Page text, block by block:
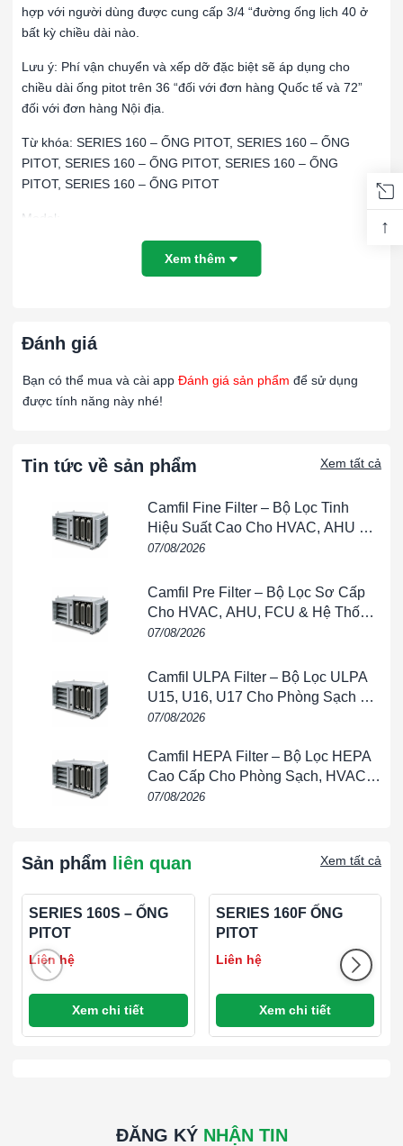
hợp với người dùng được cung cấp 3/4 “đường ống lịch 40 ở
bất kỳ chiều dài nào.
Lưu ý: Phí vận chuyển và xếp dỡ đặc biệt sẽ áp dụng cho
chiều dài ống pitot trên 36 “đối với đơn hàng Quốc tế và 72”
đối với đơn hàng Nội địa.
Từ khóa: SERIES 160 – ỐNG PITOT, SERIES 160 – ỐNG
PITOT, SERIES 160 – ỐNG PITOT, SERIES 160 – ỐNG
PITOT, SERIES 160 – ỐNG PITOT
Model:
160-18
Ống Pitot bằng thép không gỉ, đường kính 5/16 “,
160-24
Ống Pitot bằng thép không gỉ, đường kính 5/16 “,
160-36
Ống Pitot bằng thép không gỉ, đường kính 5/16 “,
160-48
Ống Pitot bằng thép không gỉ, đường kính 5/16 “,
48-5/8”.
60-5/8”.
8-5/8”.
Bộ dụng cụ chứa 160-18, 160-24, 160-36, 160-
Xem thêm
Đánh giá
Bạn có thể mua và cài app Đánh giá sản phẩm để sử dụng
được tính năng này nhé!
Tin tức về sản phẩm Xem tất cả
Camfil Fine Filter – Bộ Lọc Tinh
Hiệu Suất Cao Cho HVAC, AHU &
Phòng Sạch
07/08/2026
Camfil Pre Filter – Bộ Lọc Sơ Cấp
Cho HVAC, AHU, FCU & Hệ Thống
Thông Gió
07/08/2026
Camfil ULPA Filter – Bộ Lọc ULPA
U15, U16, U17 Cho Phòng Sạch &
Bán Dẫn
07/08/2026
Camfil HEPA Filter – Bộ Lọc HEPA
Cao Cấp Cho Phòng Sạch, HVAC,
FFU & Nhà Máy
07/08/2026
Sản phẩm liên quan Xem tất cả
SERIES 160S – ỐNG
PITOT
Liên hệ
Xem chi tiết
SERIES 160F ỐNG
PITOT
Liên hệ
Xem chi tiết
ĐĂNG KÝ NHẬN TIN
↑